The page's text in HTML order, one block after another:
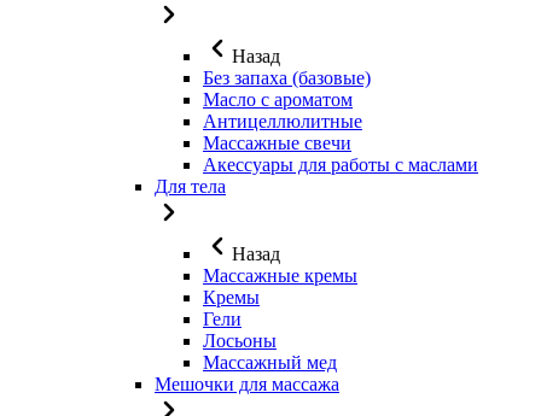
Назад
Без запаха (базовые)
Масло с ароматом
Антицеллюлитные
Массажные свечи
Акессуары для работы с маслами
Для тела
Назад
Массажные кремы
Кремы
Гели
Лосьоны
Массажный мед
Мешочки для массажа